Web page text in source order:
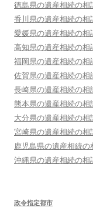
徳島県の遺産相続の相
香川県の遺産相続の相
愛媛県の遺産相続の相
高知県の遺産相続の相
福岡県の遺産相続の相
佐賀県の遺産相続の相
長崎県の遺産相続の相
熊本県の遺産相続の相
大分県の遺産相続の相
宮崎県の遺産相続の相
鹿児島県の遺産相続の
沖縄県の遺産相続の相
政令指定都市